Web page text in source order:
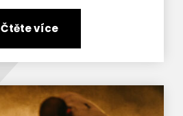
Čtěte více